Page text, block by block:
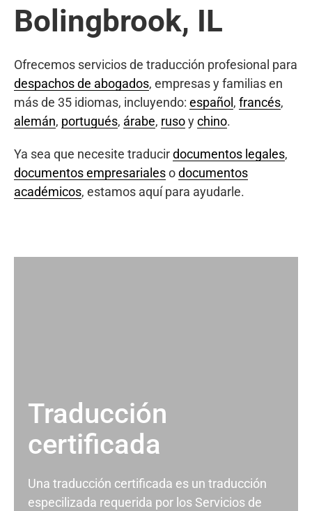
Bolingbrook, IL
Ofrecemos servicios de traducción profesional para
despachos de abogados, empresas y familias en
más de 35 idiomas, incluyendo: español , francés,
alemán, portugués, árabe, rusoychino.
Ya sea que necesite traducirdocumentos legales,
documentos empresarialesodocumentos
académicos, estamos aquí para ayudarle.
Traducción
certificada
Una traducción certificada es un traducción
especilizada requerida por los Servicios de